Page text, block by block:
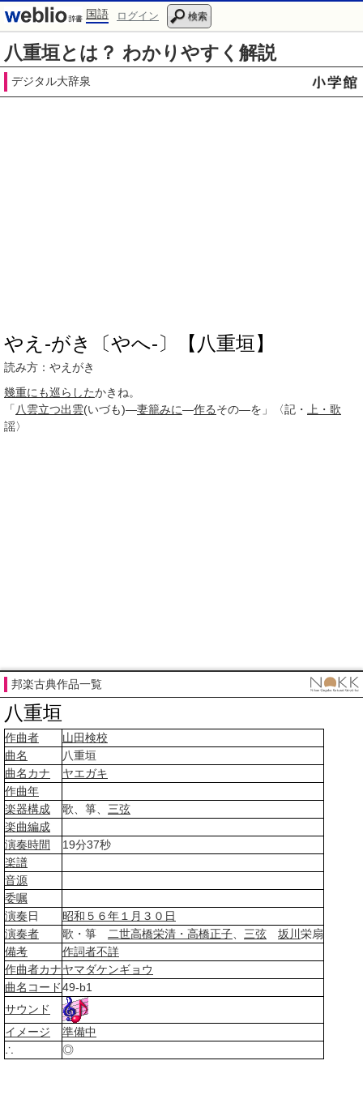
国語 ログイン 検索
八重垣とは？ わかりやすく解説
デジタル大辞泉
やえ‐がき〔やへ‐〕【八重垣】
読み方：やえがき
幾重にも巡らしたかきね。
「 八雲立つ出雲(いづも)―妻籠みに―作るその―を」〈記・
上・歌
謡〉
邦楽古典作品一覧
八重垣
作曲者
山田検校
曲名
八重垣
曲名カナ
ヤエガキ
作曲年
楽器構成
歌、箏、 三弦
楽曲編成
演奏時間
19分37秒
楽譜
音源
委嘱
演奏日 昭和５６年 １月３０日
演奏者
歌・箏 二世高橋栄清・高橋正子 三弦 坂川 栄扇
備考
作詞者不詳
作曲者カナヤマダケンギョウ
曲名 コード49-b1
サウンド
イメージ
準備中
∴
◎